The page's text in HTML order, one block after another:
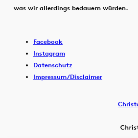
was wir allerdings bedauern würden.
Facebook
Instagram
Datenschutz
Impressum/Disclaimer